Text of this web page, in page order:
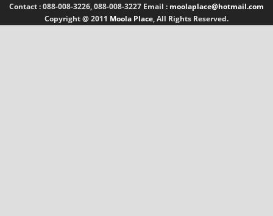
Contact :088-008-3226, 088-008-3227 Email : moolaplace@hotmail.com
Copyright @ 2011 Moola Place, All Rights Reserved.